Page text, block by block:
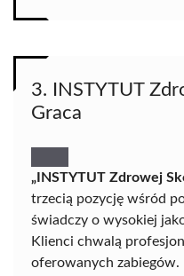
3. INSTYTUT
Graca
„INSTYTUT Zdrowej
trzecią pozycję wśród
świadczy o wysokiej
Klienci chwalą
oferowanych zabiegów.